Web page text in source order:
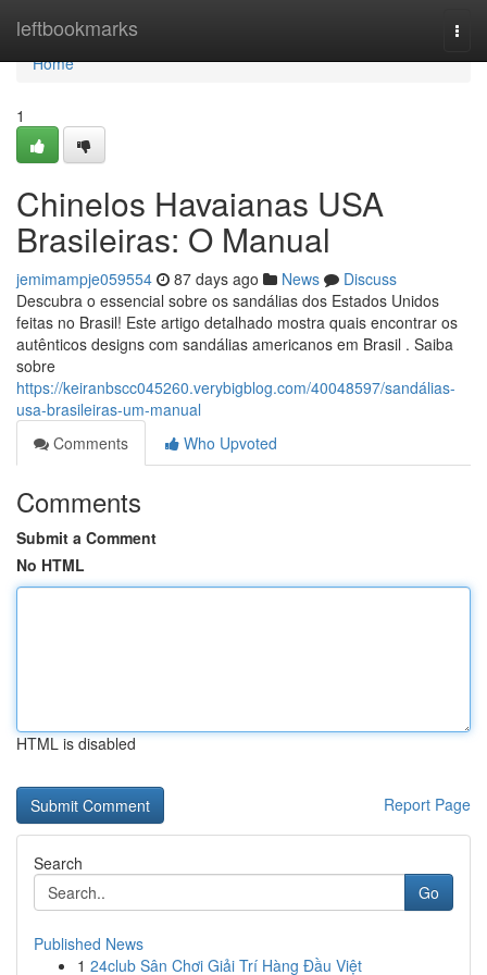
leftbookmarks
Home
Home
1
Chinelos Havaianas USA
Brasileiras: O Manual
jemimampje059554 87 days ago News
Discuss
Descubra o essencial sobre os sandálias dos Estados Unidos
feitas no Brasil! Este artigo detalhado mostra quais encontrar os
autênticos designs com sandálias americanos em Brasil . Saiba
sobre
https://keiranbscc045260.verybigblog.com/40048597/sandálias-
usa-brasileiras-um-manual
Comments
Who Upvoted
Comments
Submit a Comment
No HTML
HTML is disabled
Report Page
Search
Go
Published News
1 24club Sân Chơi Giải Trí Hàng Đầu Việt